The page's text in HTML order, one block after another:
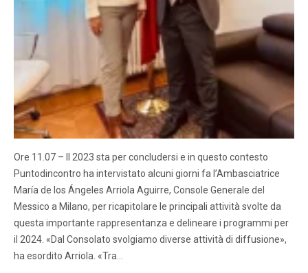
Ore 11.07 – Il 2023 sta per concludersi e in questo contesto
Puntodincontro ha intervistato alcuni giorni fa l’Ambasciatrice
María de los Ángeles Arriola Aguirre, Console Generale del
Messico a Milano, per ricapitolare le principali attività svolte da
questa importante rappresentanza e delineare i programmi per
il 2024. «Dal Consolato svolgiamo diverse attività di diffusione»,
ha esordito Arriola. «Tra…